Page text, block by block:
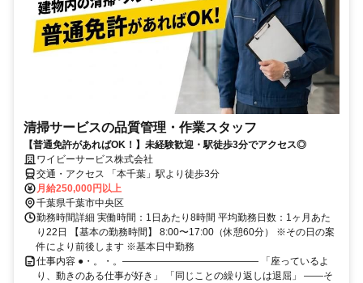
清掃サービスの品質管理・作業スタッフ
【普通免許があればOK！】未経験歓迎・駅徒歩3分でアクセス◎
ワイビーサービス株式会社
交通・アクセス 「本千葉」駅より徒歩3分
月給250,000円以上
千葉県千葉市中央区
勤務時間詳細 実働時間：1日あたり8時間 平均勤務日数：1ヶ月あた
り22日 【基本の勤務時間】 8:00〜17:00（休憩60分） ※その日の案
件により前後します ※基本日中勤務
仕事内容 ●・。・。―――――――――――――― 「座っているよ
り、動きのある仕事が好き」 「同じことの繰り返しは退屈」 ――そ